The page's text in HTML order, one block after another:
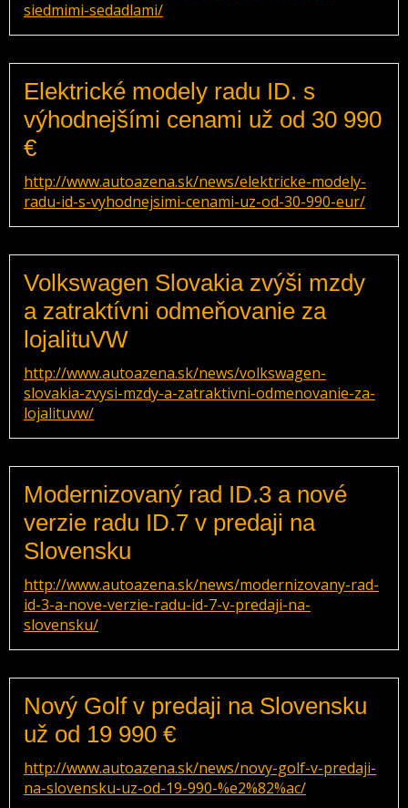
siedmimi-sedadlami/
Elektrické modely radu ID. s
výhodnejšími cenami už od 30 990
€
http://www.autoazena.sk/news/elektricke-modely-
radu-id-s-vyhodnejsimi-cenami-uz-od-30-990-eur/
Volkswagen Slovakia zvýši mzdy
a zatraktívni odmeňovanie za
lojalituVW
http://www.autoazena.sk/news/volkswagen-
slovakia-zvysi-mzdy-a-zatraktivni-odmenovanie-za-
lojalituvw/
Modernizovaný rad ID.3 a nové
verzie radu ID.7 v predaji na
Slovensku
http://www.autoazena.sk/news/modernizovany-rad-
id-3-a-nove-verzie-radu-id-7-v-predaji-na-
slovensku/
Nový Golf v predaji na Slovensku
už od 19 990 €
http://www.autoazena.sk/news/novy-golf-v-predaji-
na-slovensku-uz-od-19-990-%e2%82%ac/